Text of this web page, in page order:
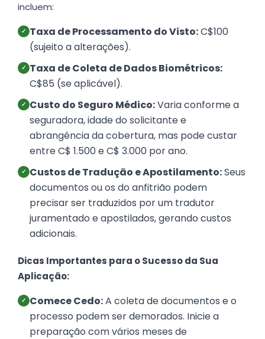
incluem:
✓ Taxa de Processamento do Visto:C$100
(sujeito a alterações).
✓ Taxa de Coleta de Dados Biométricos:
C$85 (se aplicável).
✓ Custo do Seguro Médico:Varia conforme a
seguradora, idade do solicitante e
abrangência da cobertura, mas pode custar
entre C$ 1.500 e C$ 3.000 por ano.
✓ Custos de Tradução e Apostilamento:Seus
documentos ou os do anfitrião podem
precisar ser traduzidos por um tradutor
juramentado e apostilados, gerando custos
adicionais.
Dicas Importantes para o Sucesso da Sua
Aplicação:
✓ Comece Cedo:A coleta de documentos e o
processo podem ser demorados. Inicie a
preparação com vários meses de